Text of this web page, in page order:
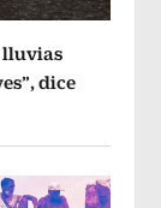
lluvias
dice